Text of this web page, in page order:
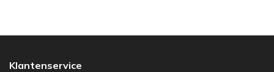
Klantenservice